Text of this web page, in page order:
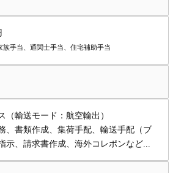
族手当、通関士手当、住宅補助手当
（輸送モード：航空輸出）
、書類作成、集荷手配、輸送手配（ブ
示、請求書作成、海外コレポンなど...